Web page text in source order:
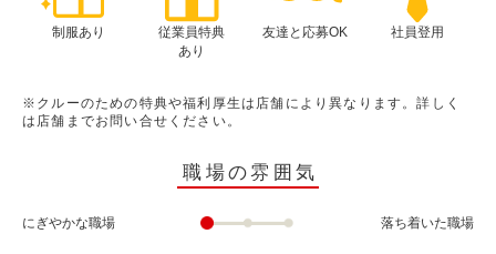
制服あり
従業員特典
あり
友達と応募OK 社員登用
※クルーのための特典や福利厚生は店舗により異なります。詳しく
は店舗までお問い合せください。
職場の雰囲気
にぎやかな職場 落ち着いた職場